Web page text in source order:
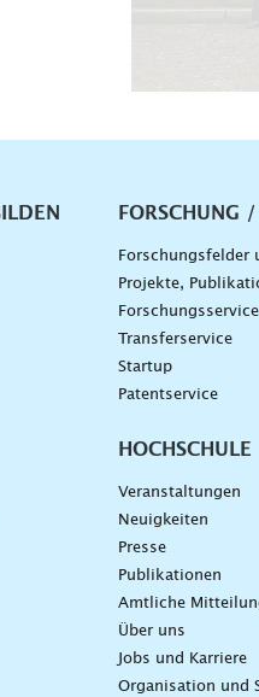
FORSCHUNG
Forschungsfelder
Projekte,
Forschungsservice
Transferservice
Startup
Patentservice
HOCHSCHULE
Veranstaltungen
Neuigkeiten
Presse
Publikationen
Amtliche
Über uns
Jobs und Karriere
Organisation und